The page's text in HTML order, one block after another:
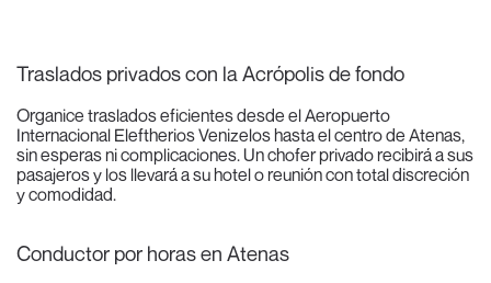
Traslados privados con la Acrópolis de fondo
Organice traslados eficientes desde el Aeropuerto
Internacional Eleftherios Venizelos hasta el centro de Atenas,
sin esperas ni complicaciones. Un chofer privado recibirá a sus
pasajeros y los llevará a su hotel o reunión con total discreción
y comodidad.
Conductor por horas en Atenas